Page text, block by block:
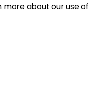
more about our use of